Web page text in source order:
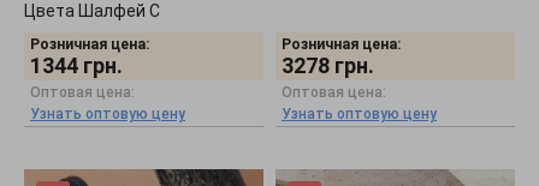
Цвета Шалфей С
Эластичным Поясом 0905251
Розничная цена:
1344 грн.
Оптовая цена:
Узнать оптовую цену
Розничная цена:
3278 грн.
Оптовая цена:
Узнать оптовую цену